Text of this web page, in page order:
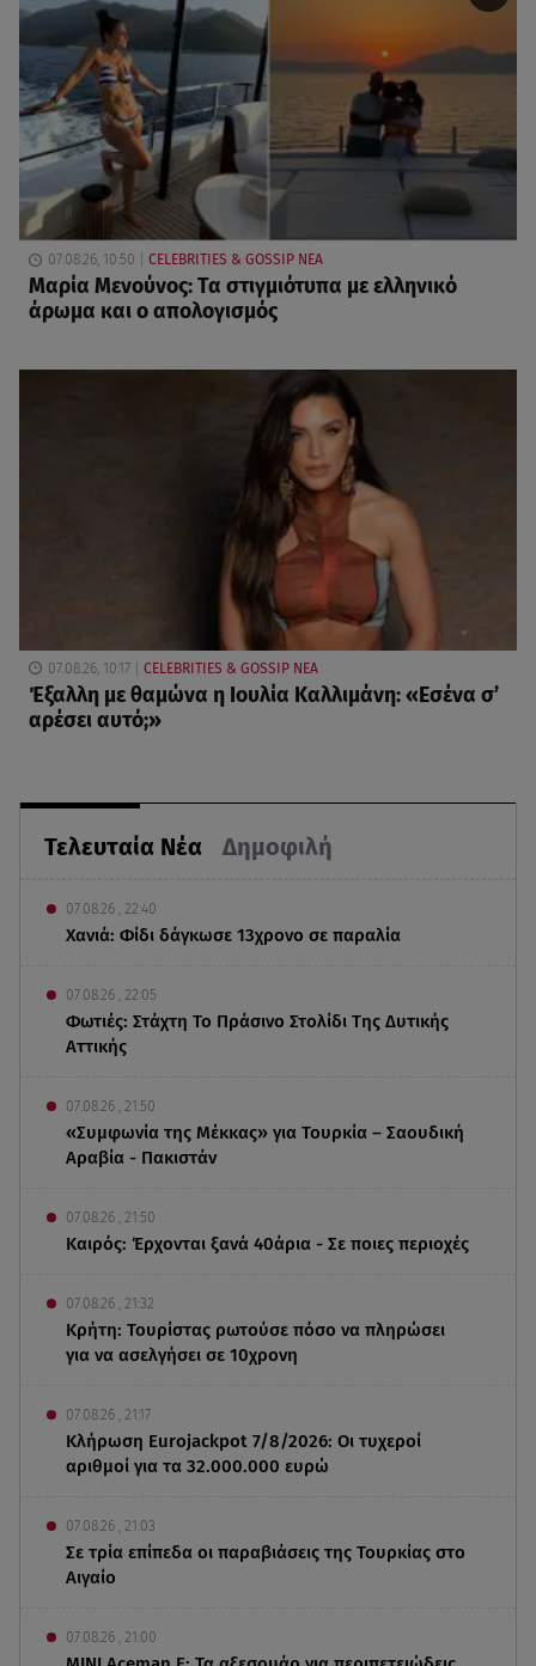
Τελευταία Νέα Δημοφιλή
07.08.26 , 22:40
Χανιά: Φίδι δάγκωσε 13χρονο σε παραλία
07.08.26 , 22:05
Φωτιές: Στάχτη Το Πράσινο Στολίδι Της Δυτικής
Αττικής
07.08.26 , 21:50
«Συμφωνία της Μέκκας» για Τουρκία – Σαουδική
Αραβία - Πακιστάν
07.08.26 , 21:50
Καιρός: Έρχονται ξανά 40άρια - Σε ποιες περιοχές
07.08.26 , 21:32
Κρήτη: Τουρίστας ρωτούσε πόσο να πληρώσει
για να ασελγήσει σε 10χρονη
07.08.26 , 21:17
Κλήρωση Eurojackpot 7/8/2026: Οι τυχεροί
αριθμοί για τα 32.000.000 ευρώ
07.08.26 , 21:03
Σε τρία επίπεδα οι παραβιάσεις της Τουρκίας στο
Αιγαίο
07.08.26 , 21:00
07.08.26, 10:50 CELEBRITIES & GOSSIP ΝΕΑ
Μαρία Μενούνος: Τα στιγμιότυπα με ελληνικό
άρωμα και ο απολογισμός
07.08.26, 10:17 CELEBRITIES & GOSSIP ΝΕΑ
Έξαλλη με θαμώνα η Ιουλία Καλλιμάνη: «Εσένα σ’
αρέσει αυτό;»